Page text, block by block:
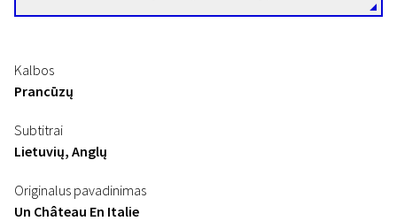
Kalbos
Prancūzų
Subtitrai
Lietuvių, Anglų
Originalus pavadinimas
Un Château En Italie